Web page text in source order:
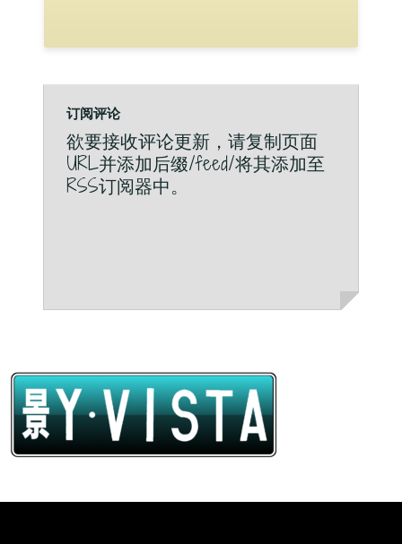
订阅评论
欲要接收评论更新，请复制页面
URL并添加后缀/feed/将其添加至
RSS订阅器中。